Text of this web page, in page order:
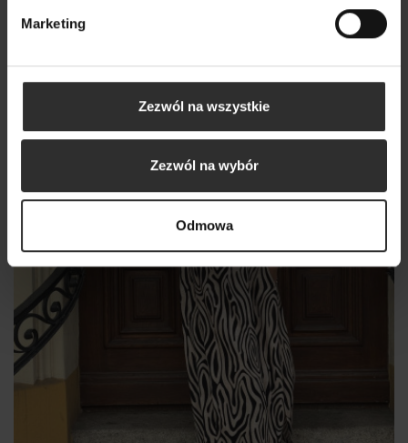
Marketing
Zezwól na wszystkie
Zezwól na wybór
Odmowa